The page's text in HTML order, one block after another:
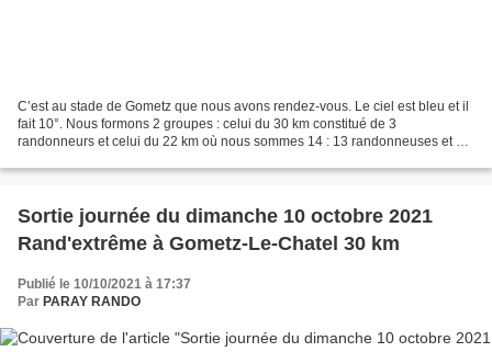
C’est au stade de Gometz que nous avons rendez-vous. Le ciel est bleu et il
fait 10°. Nous formons 2 groupes : celui du 30 km constitué de 3
randonneurs et celui du 22 km où nous sommes 14 : 13 randonneuses et 1
Sortie journée du dimanche 10 octobre 2021
Rand'extrême à Gometz-Le-Chatel 30 km
Publié le 10/10/2021 à 17:37
Par PARAY RANDO